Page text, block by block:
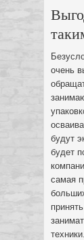
очень
будут
будет
самая
техники.